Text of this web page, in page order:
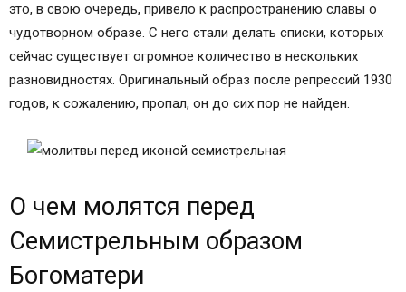
это, в свою очередь, привело к распространению славы о
чудотворном образе. С него стали делать списки, которых
сейчас существует огромное количество в нескольких
разновидностях. Оригинальный образ после репрессий 1930
годов, к сожалению, пропал, он до сих пор не найден.
О чем молятся перед
Семистрельным образом
Богоматери